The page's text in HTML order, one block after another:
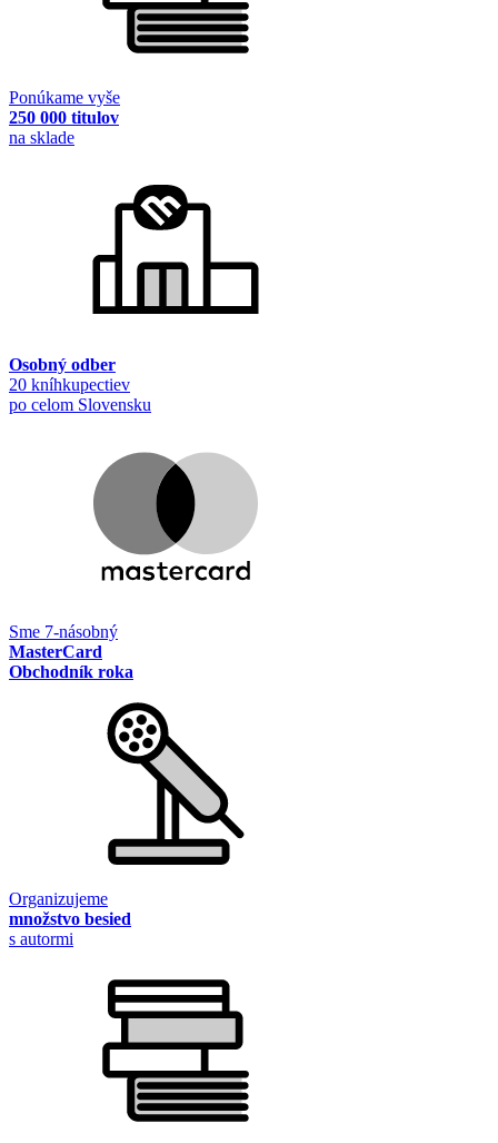
Ponúkame vyše
250 000 titulov
na sklade
Osobný odber
20 kníhkupectiev
po celom Slovensku
Sme 7-násobný
MasterCard
Obchodník roka
Organizujeme
množstvo besied
s autormi